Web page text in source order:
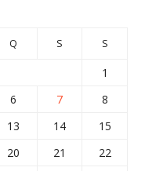
Q S S
1
6 7
8
13 14
15
20 21
22